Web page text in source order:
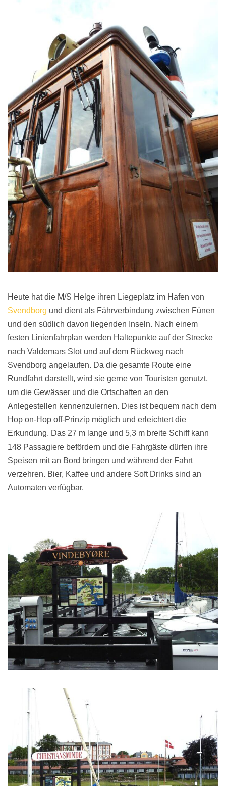
Heute hat die M/S Helge ihren Liegeplatz im Hafen von
Svendborg und dient als Fährverbindung zwischen Fünen
und den südlich davon liegenden Inseln. Nach einem
festen Linienfahrplan werden Haltepunkte auf der Strecke
nach Valdemars Slot und auf dem Rückweg nach
Svendborg angelaufen. Da die gesamte Route eine
Rundfahrt darstellt, wird sie gerne von Touristen genutzt,
um die Gewässer und die Ortschaften an den
Anlegestellen kennenzulernen. Dies ist bequem nach dem
Hop on-Hop off-Prinzip möglich und erleichtert die
Erkundung. Das 27 m lange und 5,3 m breite Schiff kann
148 Passagiere befördern und die Fahrgäste dürfen ihre
Speisen mit an Bord bringen und während der Fahrt
verzehren. Bier, Kaffee und andere Soft Drinks sind an
Automaten verfügbar.